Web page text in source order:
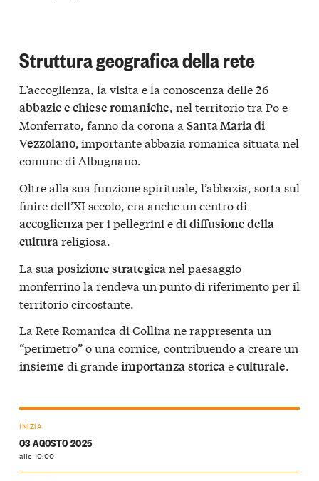
Struttura geografica della rete
L’accoglienza, la visita e la conoscenza delle26
abbazie e chiese romaniche, nel territorio tra Po e
Monferrato, fanno da corona a Santa Maria di
Vezzolano,importante abbazia romanica situata nel
comune di Albugnano.
Oltre alla sua funzione spirituale, l’abbazia, sorta sul
finire dell’XI secolo, era anche un centro di
accoglienzaper i pellegrini e di diffusione della
culturareligiosa.
La sua posizione strategicanel paesaggio
monferrino la rendeva un punto di riferimento per il
territorio circostante.
La Rete Romanica di Collina ne rappresenta un
“perimetro” o una cornice, contribuendo a creare un
insieme di grandeimportanzastoricaeculturale.
INIZIA
03 AGOSTO 2025
alle 10:00